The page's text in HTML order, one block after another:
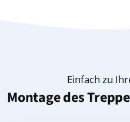
Einfach zu
Montage des